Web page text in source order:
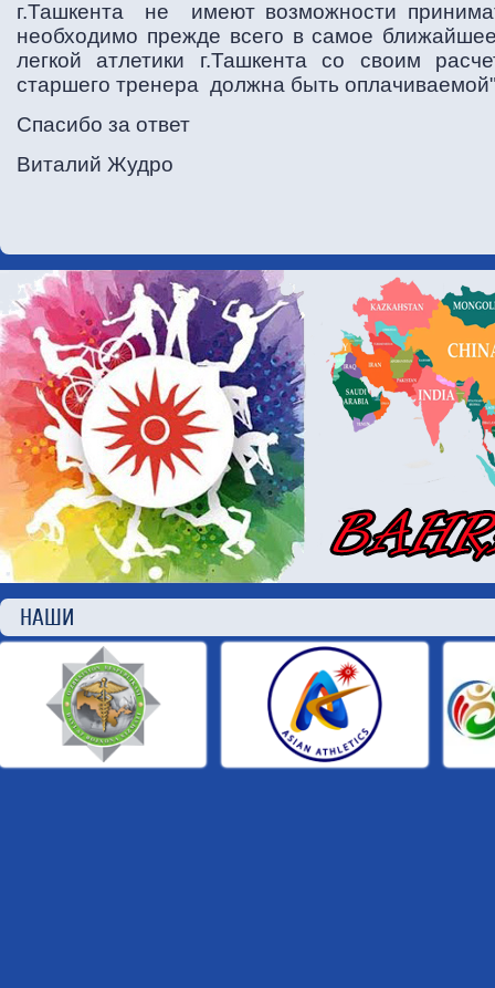
г.Ташкента не имеют возможности
необходимо прежде всего в самое
легкой атлетики г.Ташкента со своим
старшего тренера должна быть
Спасибо за ответ
Виталий Жудро
НАШИ